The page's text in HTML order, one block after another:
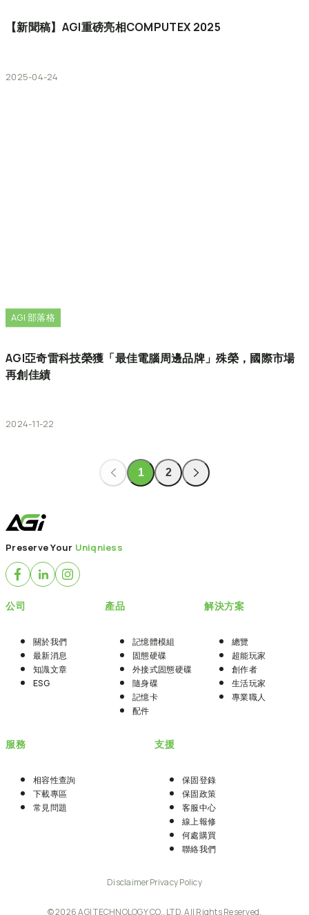
【新聞稿】AGI重磅亮相COMPUTEX 2025
2025-04-24
AGI 部落格
AGI亞奇雷科技榮獲「最佳電腦周邊品牌」殊榮，國際市場
再創佳績
2024-11-22
1 2
Preserve Your Uniqniess
公司
關於我們
最新消息
知識文章
ESG
產品
記憶體模組
固態硬碟
外接式固態硬碟
隨身碟
記憶卡
配件
解決方案
總覽
超能玩家
創作者
生活玩家
專業職人
服務
相容性查詢
下載專區
常見問題
支援
保固登錄
保固政策
客服中心
線上報修
何處購買
聯絡我們
DisclaimerPrivacy Policy
© 2026 AGI TECHNOLOGY CO., LTD. All Rights Reserved.